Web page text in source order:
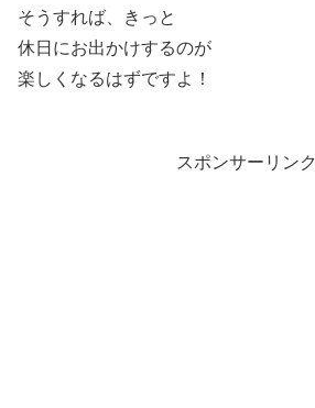
そうすれば、きっと
休日にお出かけするのが
楽しくなるはずですよ！
スポンサーリンク